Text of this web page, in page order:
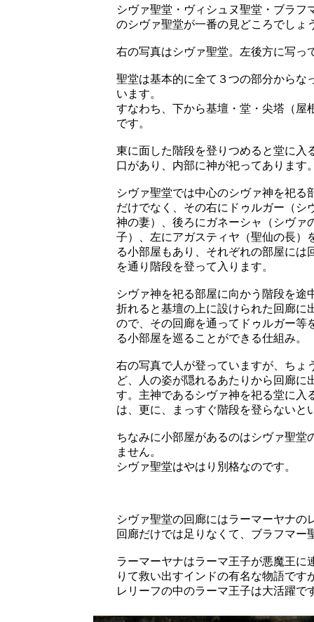
シヴァ聖堂・ヴィシュヌ聖堂・ブラ
のシヴァ聖堂が一番の見どころでしょ
右の写真はシヴァ聖堂。左後方に写っ
聖堂は基本的に全て３つの部分からな
います。
すなわち、下から基壇・堂・尖塔（屋
です。
東に面した階段を登りつめると堂に入
口があり、内部に神が祀ってあります
シヴァ聖堂では中心のシヴァ神を祀る
だけでなく、その右にドゥルガー（シ
神の妻）、後ろにガネーシャ（シヴァ
子）、左にアガスティヤ（聖仙の長）
る小部屋もあり、それぞれの部屋には
を通り階段を登って入ります。
シヴァ神を祀る部屋に向かう階段を途
折れると基壇の上に設けられた回廊に
ので、その回廊を通ってドゥルガー等
る小部屋を巡ることができる仕組み。
右の写真で人が登っていますが、ちょ
ど、人の姿が隠れるあたりから回廊に
す。主神であるシヴァ神を祀る堂に入
は、更に、まっすぐ階段を登らないと
ちなみに小部屋があるのはシヴァ聖堂
ません。
シヴァ聖堂はやはり別格なのです。
シヴァ聖堂の回廊にはラーマーヤナ
回廊だけでは足りなくて、ブラフマー
ラーマーヤナはラーマ王子が悪魔王に
りて救い出すインドの有名な物語で
レリーフの中のラーマ王子は大活躍で